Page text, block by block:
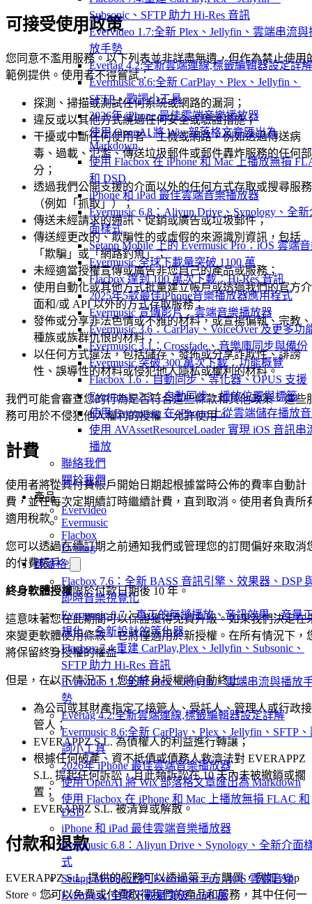
Subsonic、SFTP 助力 Hi-Res 音訊
Evervideo 1.7:全新 Plex、Jellyfin、雲端串流與
放手勢
Evertag 4.2:全新雲端連線,標籤編輯器設定詳解
Evermusic 8.6:全新 CarPlay、Plex、Jellyfin、
SFTP、歌詞小工具
2026年 iPhone 最佳雲端音樂播放器
使用 OpenAI 將 Wix 部落格文章匯出為
Markdown
使用 Flacbox 在 iPhone 和 Mac 上播放無損
和 DSD
iPhone 和 iPad 最佳雲端音樂播放器
Evermusic 6.8：Aliyun Drive、Synology、全新
面樣式
Setapp Mobile 上的 Evermusic Pro：iOS 雲端
Evermusic 全球下載量突破 1100 萬
Flacbox 達到 100 萬次下載：Hi-Res 音訊
2025年5款最佳iPhone音樂播放器應用程式
Evermusic 宣傳影片：雲端音樂播放器
Evermusic 3.6：CarPlay、VoiceOver 及更多功
Evermusic 3.1：Crossfade、音樂庫同步與備份
Evermusic 突破 300 萬次下載：功能概覽
Flacbox 1.6：自動同步、等化器、OPUS 支援
Evermusic 2.3：自動同步、播放位置與標籤
使用 Evermusic 在 iPhone 上從雲端儲存播放
使用 AVAssetResourceLoader 實現 iOS 音訊串
播放
聯絡我們
關於我們
產品
Evervideo
Evermusic
Flacbox
Evertag
部落格
Flacbox 7.6：全新 BASS 音訊引擎、效果器、DSP
即時音樂視覺化
Evermusic 8.7：真正的無縫播放、音訊效果、音量
規化、全新設計的等化器
Flacbox 7.4:重建 CarPlay,Plex、Jellyfin、Subsonic、
SFTP 助力 Hi-Res 音訊
Evervideo 1.7:全新 Plex、Jellyfin、雲端串流與播放
勢
Evertag 4.2:全新雲端連線,標籤編輯器設定詳解
Evermusic 8.6:全新 CarPlay、Plex、Jellyfin、SFTP
詞小工具
2026年 iPhone 最佳雲端音樂播放器
使用 OpenAI 將 Wix 部落格文章匯出為 Markdown
使用 Flacbox 在 iPhone 和 Mac 上播放無損 FLAC 和
DSD
iPhone 和 iPad 最佳雲端音樂播放器
Evermusic 6.8：Aliyun Drive、Synology、全新介面
式
Setapp Mobile 上的 Evermusic Pro：iOS 雲端音樂
Evermusic 全球下載量突破 1100 萬
可接受使用政策
您同意不濫用服務。以下列表並非詳盡無遺，但作為禁止使用
範例提供。使用者不得嘗試：
探測、掃描或測試任何系統或網路的漏洞；
違反或以其他方式繞過任何安全或驗證措施；
干擾或中斷任何使用者、主機或網路，例如透過傳送病
毒、過載、氾濫、傳送垃圾郵件或郵件轟炸服務的任何部
分；
透過我們公開支援的介面以外的任何方式存取或搜尋服務
（例如「抓取」）；
傳送未經請求的通訊、促銷或廣告或垃圾郵件；
傳送經更改的、欺騙性的或虛假的來源識別資訊，包括
「欺騙」或「網路釣魚」；
未經適當授權宣傳或廣告非您自己的產品或服務；
使用自動化或其他方式批量建立帳戶或透過我們的官方介
面和/或 API 以外的方式存取服務；
發佈或分享非法色情或不雅的材料，或宣揚偏執、宗教、
種族或族群仇恨的材料；
以任何方式違法，包括儲存、發佈或分享詐欺性、誹謗
性、誤導性的材料或侵犯他人隱私或權利的材料。
我們可能會審查您的行為是否符合這些條款和其他政策。這些
務可用於不侵犯他人權利的授權、允許使用。
計費
使用者將從其付費帳戶開始日期起根據當時公佈的費率自動計
費，並在每次定期續訂時繼續計費，直到取消。使用者負責所
適用稅款。
您可以透過在續訂期之前通知我們或管理您的訂閱偏好來取消
的付費帳戶。
終身軟體授權限於付款日期後 10 年。
這意味著您在此期間可以保證獲得免費升級。如果我們決定在
來變更軟體使用條款，它將僅適用於新授權。在所有情況下，
將保留終身授權的權益。
但是，在以下情況下，您的終身授權將自動終止：
為公司或其財產指定了接管人、受託人、管理人或行政接
管人；
EVERAPPZ S.L. 為債權人的利益進行轉讓；
根據任何破產、資不抵債或債務人救濟法對 EVERAPPZ
S.L. 提起任何訴訟，且此類訴訟在 10 天內未被撤銷或擱
置；
EVERAPPZ S.L. 被清算或解散。
付款和退款
EVERAPPZ S.L. 提供的服務可以透過第三方購買，例如 App
Store。您可以免費或付費取得我們的產品和服務，其中任何一